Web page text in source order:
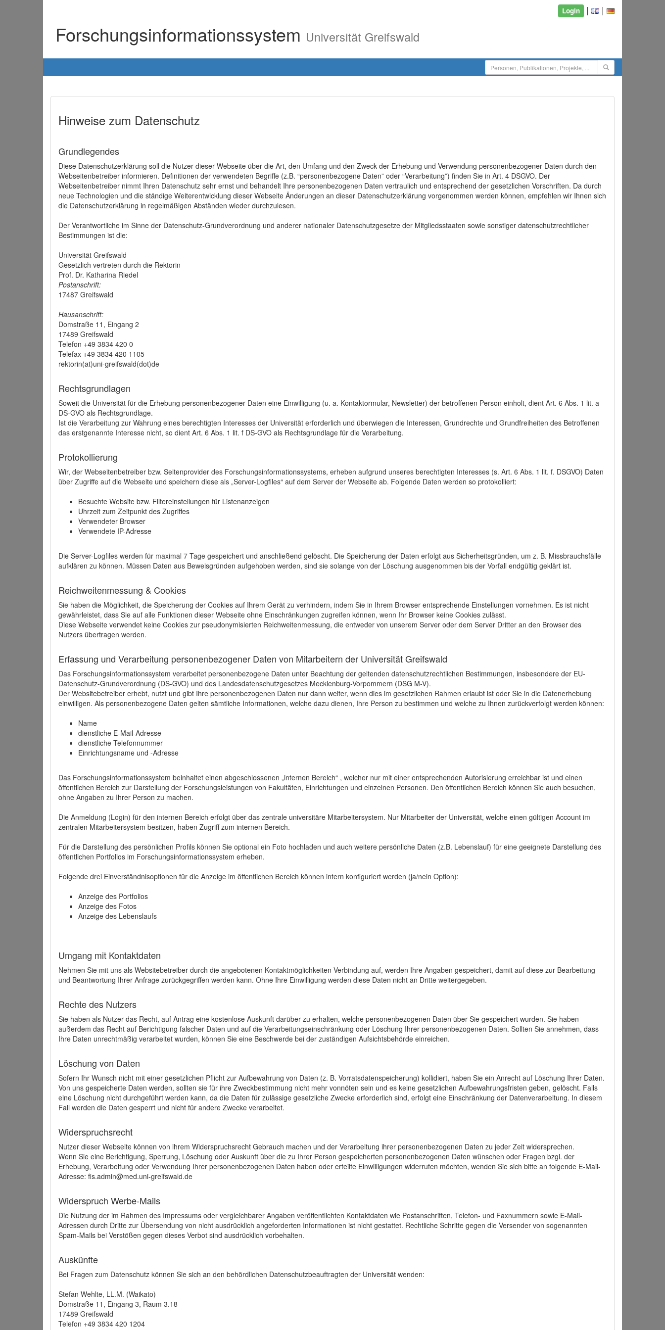
Login | |
Forschungsinformationssystem Universität Greifswald
Hinweise zum Datenschutz
Grundlegendes
Diese Datenschutzerklärung soll die Nutzer dieser Webseite über die Art, den Umfang und den Zweck der Erhebung und Verwendung personenbezogener Daten durch den
Webseitenbetreiber informieren. Definitionen der verwendeten Begriffe (z.B. “personenbezogene Daten” oder “Verarbeitung”) finden Sie in Art. 4 DSGVO. Der
Webseitenbetreiber nimmt Ihren Datenschutz sehr ernst und behandelt Ihre personenbezogenen Daten vertraulich und entsprechend der gesetzlichen Vorschriften. Da durch
neue Technologien und die ständige Weiterentwicklung dieser Webseite Änderungen an dieser Datenschutzerklärung vorgenommen werden können, empfehlen wir Ihnen sich
die Datenschutzerklärung in regelmäßigen Abständen wieder durchzulesen.
Der Verantwortliche im Sinne der Datenschutz-Grundverordnung und anderer nationaler Datenschutzgesetze der Mitgliedsstaaten sowie sonstiger datenschutzrechtlicher
Bestimmungen ist die:
Universität Greifswald
Gesetzlich vertreten durch die Rektorin
Prof. Dr. Katharina Riedel
Postanschrift:
17487 Greifswald
Hausanschrift:
Domstraße 11, Eingang 2
17489 Greifswald
Telefon +49 3834 420 0
Telefax +49 3834 420 1105
rektorin(at)uni-greifswald(dot)de
Rechtsgrundlagen
Soweit die Universität für die Erhebung personenbezogener Daten eine Einwilligung (u. a. Kontaktormular, Newsletter) der betroffenen Person einholt, dient Art. 6 Abs. 1 lit. a
DS-GVO als Rechtsgrundlage.
Ist die Verarbeitung zur Wahrung eines berechtigten Interesses der Universität erforderlich und überwiegen die Interessen, Grundrechte und Grundfreiheiten des Betroffenen
das erstgenannte Interesse nicht, so dient Art. 6 Abs. 1 lit. f DS-GVO als Rechtsgrundlage für die Verarbeitung.
Protokollierung
Wir, der Webseitenbetreiber bzw. Seitenprovider des Forschungsinformationssystems, erheben aufgrund unseres berechtigten Interesses (s. Art. 6 Abs. 1 lit. f. DSGVO) Daten
über Zugriffe auf die Webseite und speichern diese als „Server-Logfiles“ auf dem Server der Webseite ab. Folgende Daten werden so protokolliert:
Besuchte Website bzw. Filtereinstellungen für Listenanzeigen
Uhrzeit zum Zeitpunkt des Zugriffes
Verwendeter Browser
Verwendete IP-Adresse
Die Server-Logfiles werden für maximal 7 Tage gespeichert und anschließend gelöscht. Die Speicherung der Daten erfolgt aus Sicherheitsgründen, um z. B. Missbrauchsfälle
aufklären zu können. Müssen Daten aus Beweisgründen aufgehoben werden, sind sie solange von der Löschung ausgenommen bis der Vorfall endgültig geklärt ist.
Reichweitenmessung & Cookies
Sie haben die Möglichkeit, die Speicherung der Cookies auf Ihrem Gerät zu verhindern, indem Sie in Ihrem Browser entsprechende Einstellungen vornehmen. Es ist nicht
gewährleistet, dass Sie auf alle Funktionen dieser Webseite ohne Einschränkungen zugreifen können, wenn Ihr Browser keine Cookies zulässt.
Diese Webseite verwendet keine Cookies zur pseudonymisierten Reichweitenmessung, die entweder von unserem Server oder dem Server Dritter an den Browser des
Nutzers übertragen werden.
Erfassung und Verarbeitung personenbezogener Daten von Mitarbeitern der Universität Greifswald
Das Forschungsinformationssystem verarbeitet personenbezogene Daten unter Beachtung der geltenden datenschutzrechtlichen Bestimmungen, insbesondere der EU-
Datenschutz-Grundverordnung (DS-GVO) und des Landesdatenschutzgesetzes Mecklenburg-Vorpommern (DSG M-V).
Der Websitebetreiber erhebt, nutzt und gibt Ihre personenbezogenen Daten nur dann weiter, wenn dies im gesetzlichen Rahmen erlaubt ist oder Sie in die Datenerhebung
einwilligen. Als personenbezogene Daten gelten sämtliche Informationen, welche dazu dienen, Ihre Person zu bestimmen und welche zu Ihnen zurückverfolgt werden können:
Name
dienstliche E-Mail-Adresse
dienstliche Telefonnummer
Einrichtungsname und -Adresse
Das Forschungsinformationssystem beinhaltet einen abgeschlossenen „internen Bereich“ , welcher nur mit einer entsprechenden Autorisierung erreichbar ist und einen
öffentlichen Bereich zur Darstellung der Forschungsleistungen von Fakultäten, Einrichtungen und einzelnen Personen. Den öffentlichen Bereich können Sie auch besuchen,
ohne Angaben zu Ihrer Person zu machen.
Die Anmeldung (Login) für den internen Bereich erfolgt über das zentrale universitäre Mitarbeitersystem. Nur Mitarbeiter der Universität, welche einen gültigen Account im
zentralen Mitarbeitersystem besitzen, haben Zugriff zum internen Bereich.
Für die Darstellung des persönlichen Profils können Sie optional ein Foto hochladen und auch weitere persönliche Daten (z.B. Lebenslauf) für eine geeignete Darstellung des
öffentlichen Portfolios im Forschungsinformationssystem erheben.
Folgende drei Einverständnisoptionen für die Anzeige im öffentlichen Bereich können intern konfiguriert werden (ja/nein Option):
Anzeige des Portfolios
Anzeige des Fotos
Anzeige des Lebenslaufs
Umgang mit Kontaktdaten
Nehmen Sie mit uns als Websitebetreiber durch die angebotenen Kontaktmöglichkeiten Verbindung auf, werden Ihre Angaben gespeichert, damit auf diese zur Bearbeitung
und Beantwortung Ihrer Anfrage zurückgegriffen werden kann. Ohne Ihre Einwilligung werden diese Daten nicht an Dritte weitergegeben.
Rechte des Nutzers
Sie haben als Nutzer das Recht, auf Antrag eine kostenlose Auskunft darüber zu erhalten, welche personenbezogenen Daten über Sie gespeichert wurden. Sie haben
außerdem das Recht auf Berichtigung falscher Daten und auf die Verarbeitungseinschränkung oder Löschung Ihrer personenbezogenen Daten. Sollten Sie annehmen, dass
Ihre Daten unrechtmäßig verarbeitet wurden, können Sie eine Beschwerde bei der zuständigen Aufsichtsbehörde einreichen.
Löschung von Daten
Sofern Ihr Wunsch nicht mit einer gesetzlichen Pflicht zur Aufbewahrung von Daten (z. B. Vorratsdatenspeicherung) kollidiert, haben Sie ein Anrecht auf Löschung Ihrer Daten.
Von uns gespeicherte Daten werden, sollten sie für ihre Zweckbestimmung nicht mehr vonnöten sein und es keine gesetzlichen Aufbewahrungsfristen geben, gelöscht. Falls
eine Löschung nicht durchgeführt werden kann, da die Daten für zulässige gesetzliche Zwecke erforderlich sind, erfolgt eine Einschränkung der Datenverarbeitung. In diesem
Fall werden die Daten gesperrt und nicht für andere Zwecke verarbeitet.
Widerspruchsrecht
Nutzer dieser Webseite können von ihrem Widerspruchsrecht Gebrauch machen und der Verarbeitung ihrer personenbezogenen Daten zu jeder Zeit widersprechen.
Wenn Sie eine Berichtigung, Sperrung, Löschung oder Auskunft über die zu Ihrer Person gespeicherten personenbezogenen Daten wünschen oder Fragen bzgl. der
Erhebung, Verarbeitung oder Verwendung Ihrer personenbezogenen Daten haben oder erteilte Einwilligungen widerrufen möchten, wenden Sie sich bitte an folgende E-Mail-
Adresse: fis.admin@med.uni-greifswald.de
Widerspruch Werbe-Mails
Die Nutzung der im Rahmen des Impressums oder vergleichbarer Angaben veröffentlichten Kontaktdaten wie Postanschriften, Telefon- und Faxnummern sowie E-Mail-
Adressen durch Dritte zur Übersendung von nicht ausdrücklich angeforderten Informationen ist nicht gestattet. Rechtliche Schritte gegen die Versender von sogenannten
Spam-Mails bei Verstößen gegen dieses Verbot sind ausdrücklich vorbehalten.
Auskünfte
Bei Fragen zum Datenschutz können Sie sich an den behördlichen Datenschutzbeauftragten der Universität wenden:
Stefan Wehlte, LL.M. (Waikato)
Domstraße 11, Eingang 3, Raum 3.18
17489 Greifswald
Telefon +49 3834 420 1204